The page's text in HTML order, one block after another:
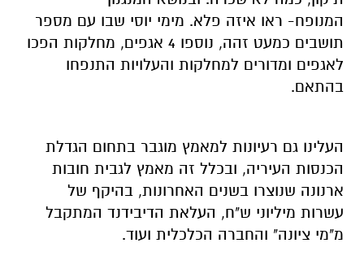
המנופח- ראו איזה פלא. מימי יוסי שבו עם מספר
תושבים כמעט זהה, נוספו 4 אגפים, מחלקות הפכו
לאגפים ומדורים למחלקות והעלויות התנפחו
בהתאם.
העלינו גם רעיונות למאמץ מוגבר בתחום הגדלת
הכנסות העיריה, ובכלל זה מאמץ לגבית חובות
ארנונה שנוצרו בשנים האחרונות, בהיקף של
עשרות מיליוני ש"ח, העלאת הדיבידנד המתקבל
מ"מי ציונה" והחברה הכלכלית ועוד.